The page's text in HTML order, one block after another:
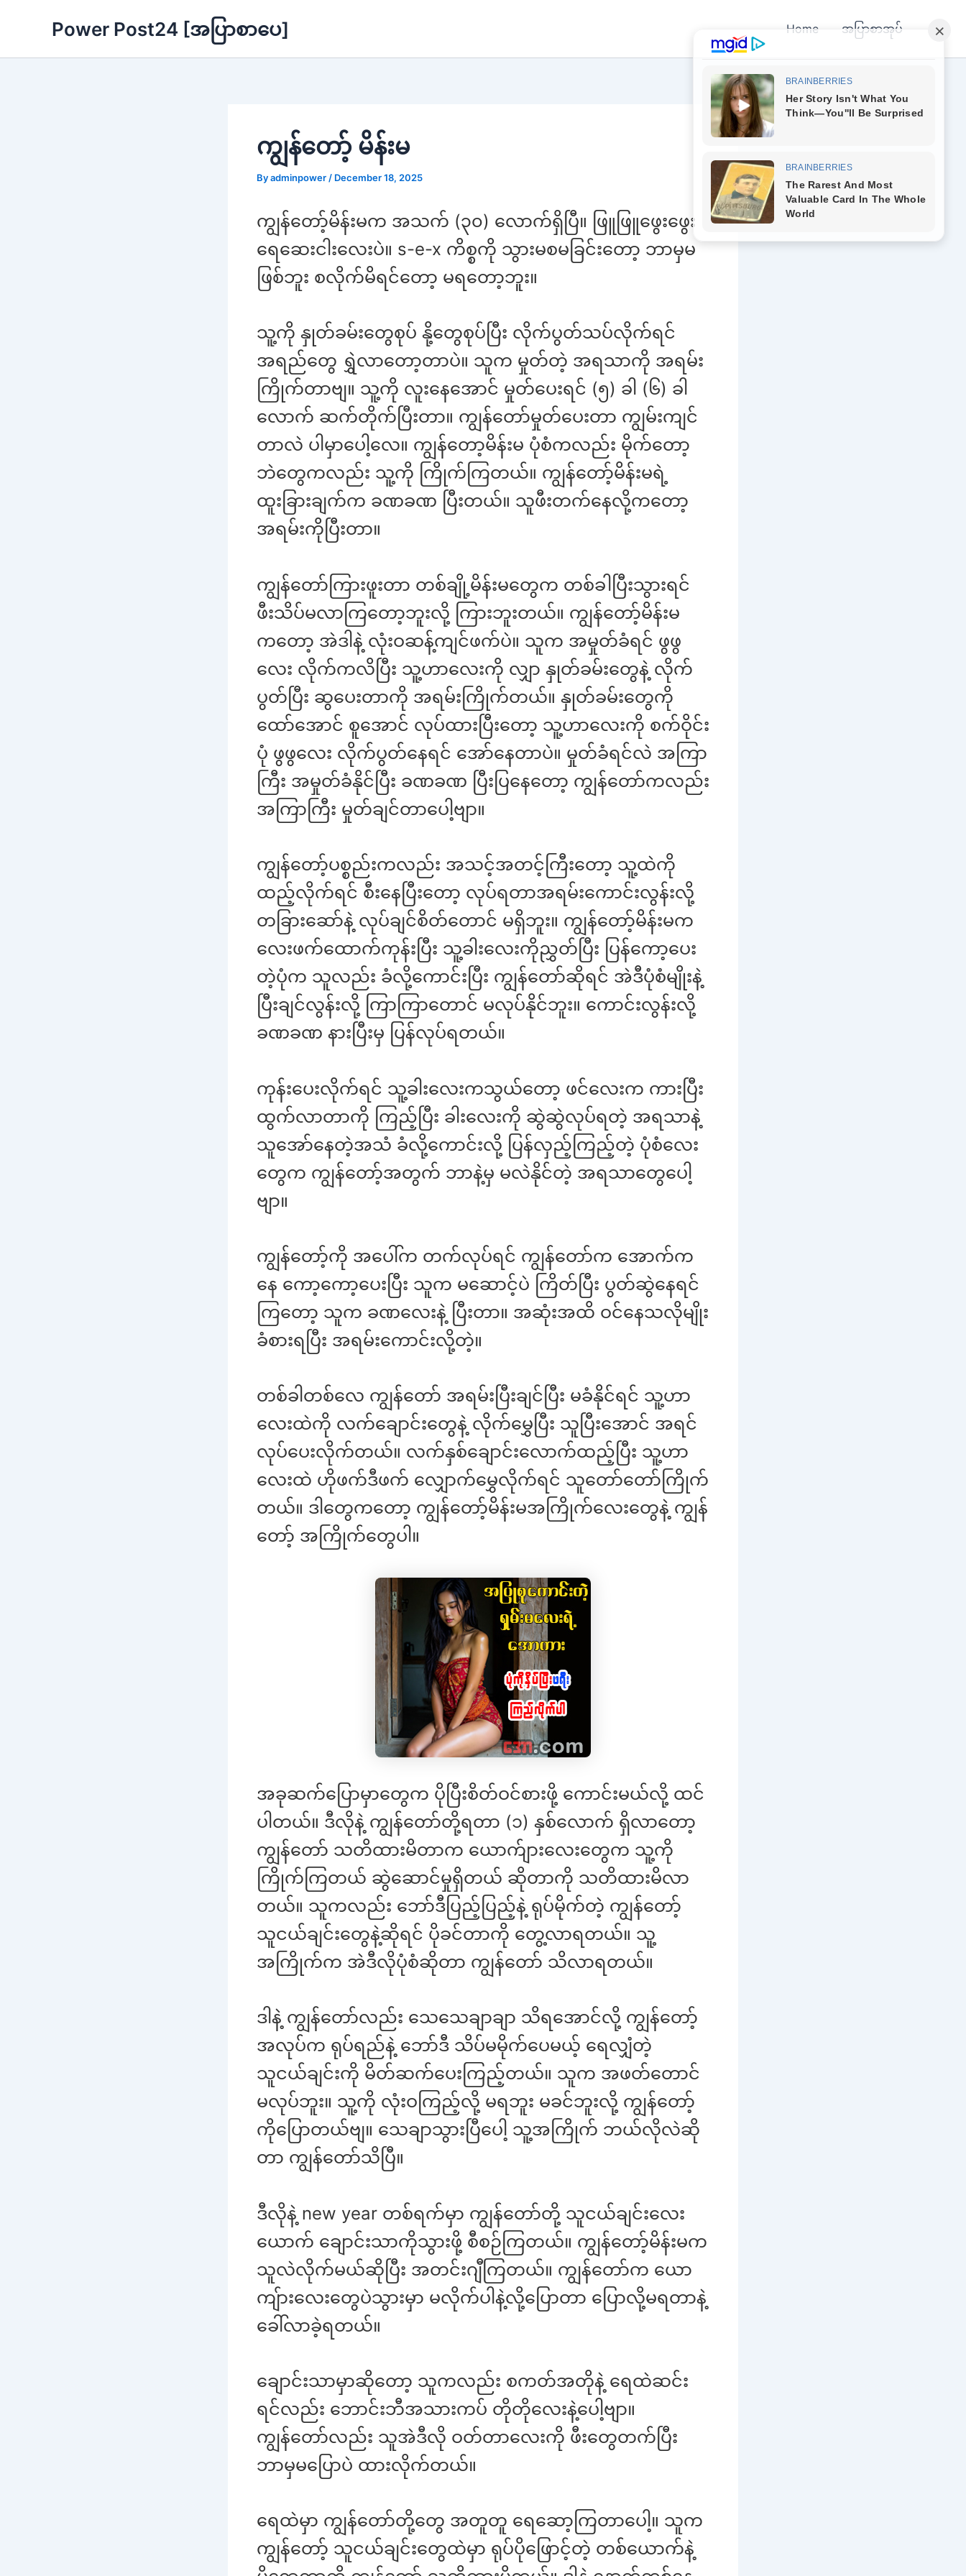
Power Post24 [အပြာစာပေ] Home အပြာစာအုပ်
ကျွန်တော့် မိန်းမ
Byadminpower / December 18, 2025
ကျွန်တော့်မိန်းမက အသက် (၃၀) လောက်ရှိပြီ။ ဖြူဖြူဖွေးဖွေး
ရေဆေးငါးလေးပဲ။ s-e-x ကိစ္စကို သွားမစမခြင်းတော့ ဘာမှမ
ဖြစ်ဘူး စလိုက်မိရင်တော့ မရတော့ဘူး။
သူ့ကို နှုတ်ခမ်းတွေစုပ် နို့တွေစုပ်ပြီး လိုက်ပွတ်သပ်လိုက်ရင်
အရည်တွေ ရွှဲလာတော့တာပဲ။ သူက မှုတ်တဲ့ အရသာကို အရမ်း
ကြိုက်တာဗျ။ သူ့ကို လူးနေအောင် မှုတ်ပေးရင် (၅) ခါ (၆) ခါ
လောက် ဆက်တိုက်ပြီးတာ။ ကျွန်တော်မှုတ်ပေးတာ ကျွမ်းကျင်
တာလဲ ပါမှာပေါ့လေ။ ကျွန်တော့မိန်းမ ပုံစံကလည်း မိုက်တော့
ဘဲတွေကလည်း သူ့ကို ကြိုက်ကြတယ်။ ကျွန်တော့်မိန်းမရဲ့
ထူးခြားချက်က ခဏခဏ ပြီးတယ်။ သူဖီးတက်နေလို့ကတော့
အရမ်းကိုပြီးတာ။
ကျွန်တော်ကြားဖူးတာ တစ်ချို့မိန်းမတွေက တစ်ခါပြီးသွားရင်
ဖီးသိပ်မလာကြတော့ဘူးလို့ ကြားဘူးတယ်။ ကျွန်တော့်မိန်းမ
ကတော့ အဲဒါနဲ့ လုံးဝဆန့်ကျင်ဖက်ပဲ။ သူက အမှုတ်ခံရင် ဖွဖွ
လေး လိုက်ကလိပြီး သူ့ဟာလေးကို လျှာ နှုတ်ခမ်းတွေနဲ့ လိုက်
ပွတ်ပြီး ဆွပေးတာကို အရမ်းကြိုက်တယ်။ နှုတ်ခမ်းတွေကို
ထော်အောင် စူအောင် လုပ်ထားပြီးတော့ သူ့ဟာလေးကို စက်ဝိုင်း
ပုံ ဖွဖွလေး လိုက်ပွတ်နေရင် အော်နေတာပဲ။ မှုတ်ခံရင်လဲ အကြာ
ကြီး အမှုတ်ခံနိုင်ပြီး ခဏခဏ ပြီးပြနေတော့ ကျွန်တော်ကလည်း
အကြာကြီး မှုတ်ချင်တာပေါ့ဗျာ။
ကျွန်တော့်ပစ္စည်းကလည်း အသင့်အတင့်ကြီးတော့ သူ့ထဲကို
ထည့်လိုက်ရင် စီးနေပြီးတော့ လုပ်ရတာအရမ်းကောင်းလွန်းလို့
တခြားဆော်နဲ့ လုပ်ချင်စိတ်တောင် မရှိဘူး။ ကျွန်တော့်မိန်းမက
လေးဖက်ထောက်ကုန်းပြီး သူ့ခါးလေးကိုညွှတ်ပြီး ပြန်ကော့ပေး
တဲ့ပုံက သူလည်း ခံလို့ကောင်းပြီး ကျွန်တော်ဆိုရင် အဲဒီပုံစံမျိုးနဲ့
ပြီးချင်လွန်းလို့ ကြာကြာတောင် မလုပ်နိုင်ဘူး။ ကောင်းလွန်းလို့
ခဏခဏ နားပြီးမှ ပြန်လုပ်ရတယ်။
ကုန်းပေးလိုက်ရင် သူ့ခါးလေးကသွယ်တော့ ဖင်လေးက ကားပြီး
ထွက်လာတာကို ကြည့်ပြီး ခါးလေးကို ဆွဲဆွဲလုပ်ရတဲ့ အရသာနဲ့
သူအော်နေတဲ့အသံ ခံလို့ကောင်းလို့ ပြန်လှည့်ကြည့်တဲ့ ပုံစံလေး
တွေက ကျွန်တော့်အတွက် ဘာနဲ့မှ မလဲနိုင်တဲ့ အရသာတွေပေါ့
ဗျာ။
ကျွန်တော့်ကို အပေါ်က တက်လုပ်ရင် ကျွန်တော်က အောက်က
နေ ကော့ကော့ပေးပြီး သူက မဆောင့်ပဲ ကြိတ်ပြီး ပွတ်ဆွဲနေရင်
ကြတော့ သူက ခဏလေးနဲ့ ပြီးတာ။ အဆုံးအထိ ဝင်နေသလိုမျိုး
ခံစားရပြီး အရမ်းကောင်းလို့တဲ့။
တစ်ခါတစ်လေ ကျွန်တော် အရမ်းပြီးချင်ပြီး မခံနိုင်ရင် သူ့ဟာ
လေးထဲကို လက်ချောင်းတွေနဲ့ လိုက်မွှေပြီး သူပြီးအောင် အရင်
လုပ်ပေးလိုက်တယ်။ လက်နှစ်ချောင်းလောက်ထည့်ပြီး သူ့ဟာ
လေးထဲ ဟိုဖက်ဒီဖက် လျှောက်မွှေလိုက်ရင် သူတော်တော်ကြိုက်
တယ်။ ဒါတွေကတော့ ကျွန်တော့်မိန်းမအကြိုက်လေးတွေနဲ့ ကျွန်
တော့် အကြိုက်တွေပါ။
အခုဆက်ပြောမှာတွေက ပိုပြီးစိတ်ဝင်စားဖို့ ကောင်းမယ်လို့ ထင်
ပါတယ်။ ဒီလိုနဲ့ ကျွန်တော်တို့ရတာ (၁) နှစ်လောက် ရှိလာတော့
ကျွန်တော် သတိထားမိတာက ယောက်ျားလေးတွေက သူ့ကို
ကြိုက်ကြတယ် ဆွဲဆောင်မှုရှိတယ် ဆိုတာကို သတိထားမိလာ
တယ်။ သူကလည်း ဘော်ဒီပြည့်ပြည့်နဲ့ ရုပ်မိုက်တဲ့ ကျွန်တော့်
သူငယ်ချင်းတွေနဲ့ဆိုရင် ပိုခင်တာကို တွေ့လာရတယ်။ သူ့
အကြိုက်က အဲဒီလိုပုံစံဆိုတာ ကျွန်တော် သိလာရတယ်။
ဒါနဲ့ ကျွန်တော်လည်း သေသေချာချာ သိရအောင်လို့ ကျွန်တော့်
အလုပ်က ရုပ်ရည်နဲ့ ဘော်ဒီ သိပ်မမိုက်ပေမယ့် ရေလျှံတဲ့
သူငယ်ချင်းကို မိတ်ဆက်ပေးကြည့်တယ်။ သူက အဖတ်တောင်
မလုပ်ဘူး။ သူ့ကို လုံးဝကြည့်လို့ မရဘူး မခင်ဘူးလို့ ကျွန်တော့်
ကိုပြောတယ်ဗျ။ သေချာသွားပြီပေါ့ သူ့အကြိုက် ဘယ်လိုလဲဆို
တာ ကျွန်တော်သိပြီ။
ဒီလိုနဲ့ new year တစ်ရက်မှာ ကျွန်တော်တို့ သူငယ်ချင်းလေး
ယောက် ချောင်းသာကိုသွားဖို့ စီစဉ်ကြတယ်။ ကျွန်တော့်မိန်းမက
သူလဲလိုက်မယ်ဆိုပြီး အတင်းဂျီကြတယ်။ ကျွန်တော်က ယော
ကျ်ားလေးတွေပဲသွားမှာ မလိုက်ပါနဲ့လို့ပြောတာ ပြောလို့မရတာနဲ့
ခေါ်လာခဲ့ရတယ်။
ချောင်းသာမှာဆိုတော့ သူကလည်း စကတ်အတိုနဲ့ ရေထဲဆင်း
ရင်လည်း ဘောင်းဘီအသားကပ် တိုတိုလေးနဲ့ပေါ့ဗျာ။
ကျွန်တော်လည်း သူအဲဒီလို ဝတ်တာလေးကို ဖီးတွေတက်ပြီး
ဘာမှမပြောပဲ ထားလိုက်တယ်။
ရေထဲမှာ ကျွန်တော်တို့တွေ အတူတူ ရေဆော့ကြတာပေါ့။ သူက
ကျွန်တော့် သူငယ်ချင်းတွေထဲမှာ ရုပ်ပိုဖြောင့်တဲ့ တစ်ယောက်နဲ့